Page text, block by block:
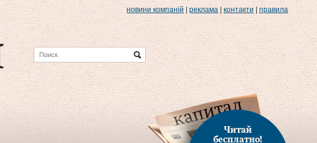
новини компаній реклама контакти правила
Читай
бесплатно!